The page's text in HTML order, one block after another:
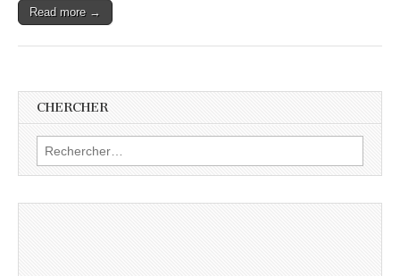
Read more →
CHERCHER
Rechercher :